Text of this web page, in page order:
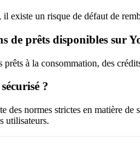
existe un risque de défaut de
de prêts disponibles sur
à la consommation, des
?
des normes strictes en matière
utilisateurs.